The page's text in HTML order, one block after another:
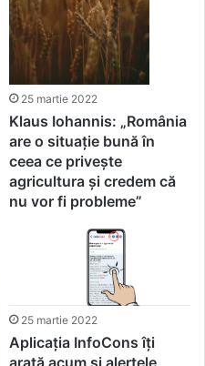
25 martie 2022
Klaus Iohannis: „România
are o situație bună în
ceea ce privește
agricultura și credem că
nu vor fi probleme”
25 martie 2022
Aplicația InfoCons îți
arată acum și alertele